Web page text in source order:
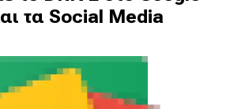
τα Social Media